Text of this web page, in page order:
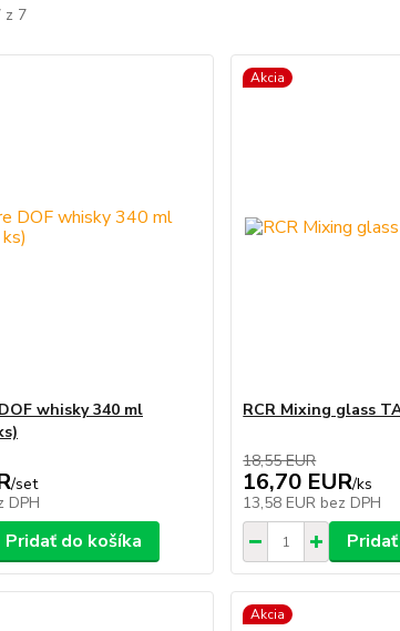
z 7
whisky 340 ml
/set
DPH
Pridať do košíka
Akcia
RCR Mixing glass
18,55 EUR
16,70 EUR/ks
13,58 EUR bez DPH
Akcia